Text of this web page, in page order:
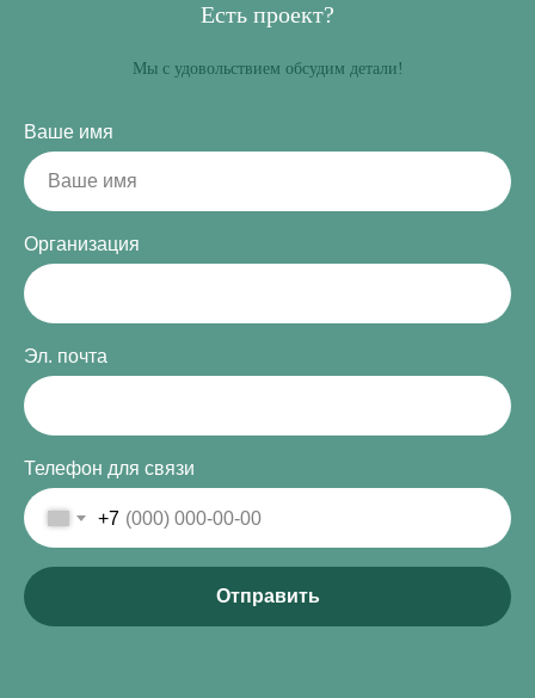
Есть проект?
Мы с удовольствием обсудим детали!
Ваше имя
Организация
Эл. почта
Телефон для связи
+7
Отправить